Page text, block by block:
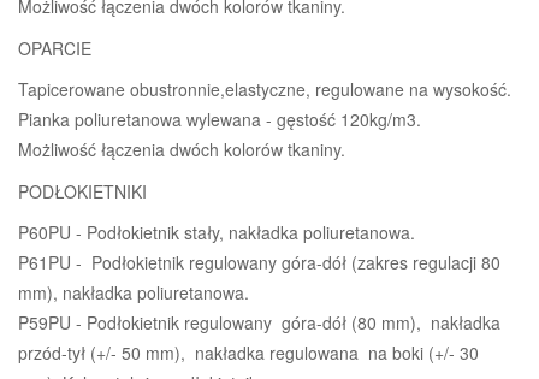
Możliwość łączenia dwóch kolorów tkaniny.
OPARCIE
Tapicerowane obustronnie,elastyczne, regulowane na wysokość.
Pianka poliuretanowa wylewana - gęstość 120kg/m3.
Możliwość łączenia dwóch kolorów tkaniny.
PODŁOKIETNIKI
P60PU - Podłokietnik stały, nakładka poliuretanowa.
P61PU - Podłokietnik regulowany góra-dół (zakres regulacji 80
mm), nakładka poliuretanowa.
P59PU - Podłokietnik regulowany góra-dół (80 mm), nakładka
przód-tył (+/- 50 mm), nakładka regulowana na boki (+/- 30